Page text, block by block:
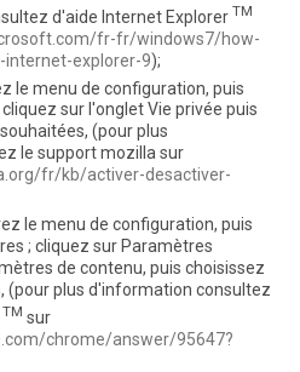
d'aide Internet Explorer TM
fr-fr/windows7/how-
explorer-9);
le menu de configuration, puis
sur l'onglet Vie privée puis
(pour plus
le support mozilla sur
fr/kb/activer-desactiver-
le menu de configuration, puis
; cliquez sur Paramètres
de contenu, puis choisissez
(pour plus d'information consultez
TM sur
chrome/answer/95647?